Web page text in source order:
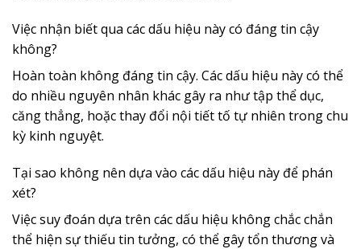
Việc nhận biết qua các dấu hiệu này có đáng tin cậy
không?
Hoàn toàn không đáng tin cậy. Các dấu hiệu này có thể
do nhiều nguyên nhân khác gây ra như tập thể dục,
căng thẳng, hoặc thay đổi nội tiết tố tự nhiên trong chu
kỳ kinh nguyệt.
Tại sao không nên dựa vào các dấu hiệu này để phán
xét?
Việc suy đoán dựa trên các dấu hiệu không chắc chắn
thể hiện sự thiếu tin tưởng, có thể gây tổn thương và